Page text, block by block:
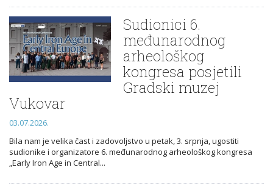
Sudionici 6.
međunarodnog
arheološkog
kongresa posjetili
Gradski muzej
Vukovar
03.07.2026.
Bila nam je velika čast i zadovoljstvo u petak, 3. srpnja, ugostiti
sudionike i organizatore 6. međunarodnog arheološkog kongresa
„Early Iron Age in Central...